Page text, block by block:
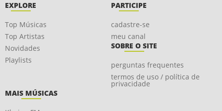
EXPLORE
Top Músicas
Top Artistas
Novidades
Playlists
PARTICIPE
cadastre-se
meu canal
SOBRE O SITE
perguntas frequentes
termos de uso / política de
privacidade
MAIS MÚSICAS